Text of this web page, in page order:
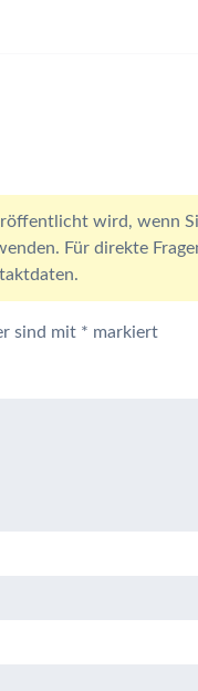
wird, wenn
Für direkte
sind mit * markiert